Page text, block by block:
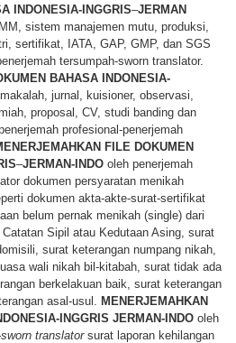
INDONESIA-INGGRIS–JERMAN
sistem manajemen mutu, produksi,
sertifikat, IATA, GAP, GMP, dan SGS
tersumpah-sworn translator.
BAHASA INDONESIA-
jurnal, kuisioner, observasi,
proposal, CV, studi banding dan
profesional-penerjemah
FILE DOKUMEN
–JERMAN-INDO oleh penerjemah
dokumen persyaratan menikah
dokumen akta-akte-surat-sertifikat
belum pernak menikah (single) dari
Sipil atau Kedutaan Asing, surat
surat keterangan numpang nikah,
wali nikah bil-kitabah, surat tidak ada
berkelakuan baik, surat keterangan
asal-usul. MENERJEMAHKAN
INGGRIS JERMAN-INDO oleh
translatorsurat laporan kehilangan